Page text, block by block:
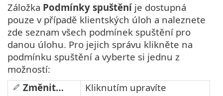
Záložka Podmínky spuštěníje dostupná
pouze v případě klientských úloh a naleznete
zde seznam všech podmínek spuštění pro
danou úlohu. Pro jejich správu klikněte na
podmínku spuštění a vyberte si jednu z
možností:
Změnit…
Kliknutím upravíte